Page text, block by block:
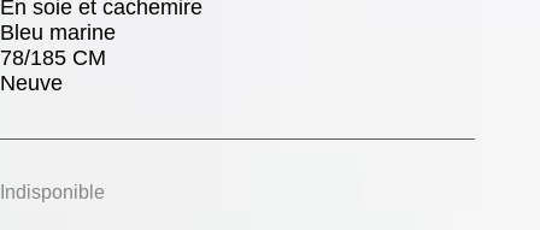
En soie et cachemire
Bleu marine
78/185 CM
Neuve
Indisponible